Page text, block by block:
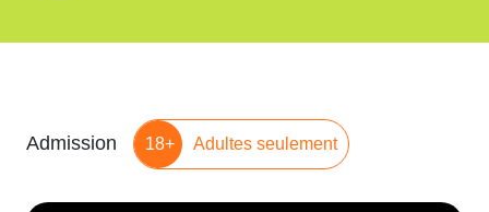
Admission 18+ Adultes seulement